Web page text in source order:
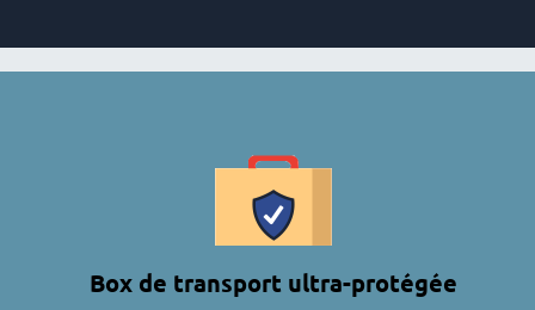
Box de transport ultra-protégée